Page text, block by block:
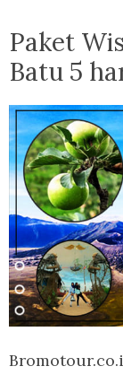
Paket
Batu 5